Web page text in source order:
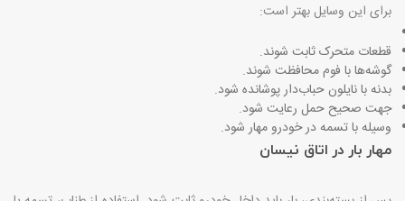
برای این وسایل بهتر است:
قطعات متحرک ثابت شوند.
گوشه‌ها با فوم محافظت شوند.
بدنه با نایلون حباب‌دار پوشانده شود.
جهت صحیح حمل رعایت شود.
وسیله با تسمه در خودرو مهار شود.
مهار بار در اتاق نیسان